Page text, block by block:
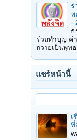
ร่
พ
-
ธ
ร่วมทำบุญ ค่า
ถวายเป็นพุท
แชร์หน้านี้
เ
ที่